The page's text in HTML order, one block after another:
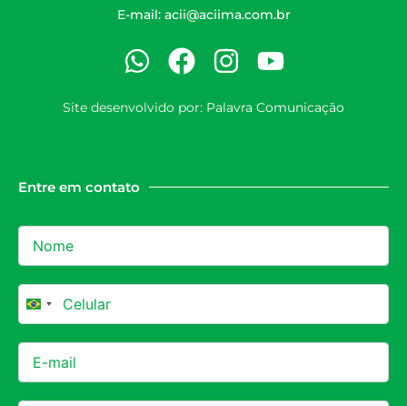
E-mail: acii@aciima.com.br
Site desenvolvido por: Palavra Comunicação
Entre em contato
Brazil +55